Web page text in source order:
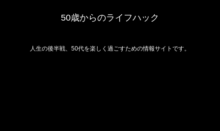
50歳からのライフハック
人生の後半戦、50代を楽しく過ごすための情報サイトです。